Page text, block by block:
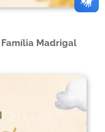
Família Madrigal